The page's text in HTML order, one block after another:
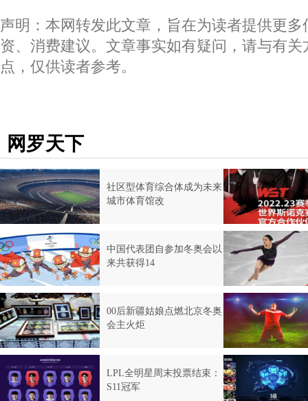
声明：本网转发此文章，旨在为读者提供更
资、消费建议。文章事实如有疑问，请与有
点，仅供读者参考。
网罗天下
社区型体育综合体成为未来
城市体育馆改
中国代表团自参加冬奥会以
来共获得14
00后新疆姑娘点燃北京冬奥
会主火炬
LPL全明星周末投票结束：
S11冠军